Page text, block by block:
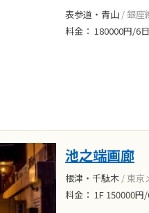
表参道・青山 / 銀
料金： 180000円/6
池之端画廊
根津・千駄木 / 東京
料金： 1F 150000円